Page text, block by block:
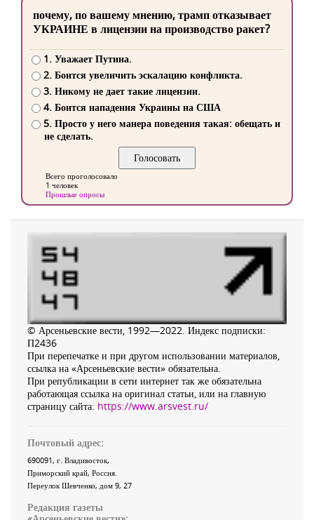
почему, по вашему мнению, трамп отказывает
УКРАИНЕ в лицензии на производство ракет?
1. Уважает Путина.
2. Боится увеличить эскалацию конфликта.
3. Никому не дает такие лицензии.
4. Боится нападения Украины на США
5. Просто у него манера поведения такая: обещать и
не сделать.
Всего проголосовало
1 человек
Прошлые опросы
© Арсеньевские вести, 1992—2022. Индекс подписки:
П2436
При перепечатке и при другом использовании материалов,
ссылка на «Арсеньевские вести» обязательна.
При републикации в сети интернет так же обязательна
работающая ссылка на оригинал статьи, или на главную
страницу сайта: https://www.arsvest.ru/
Почтовый адрес:
690091, г. Владивосток,
Приморский край, Россия
Переулок Шевченко, дом 9, 27
Редакция газеты